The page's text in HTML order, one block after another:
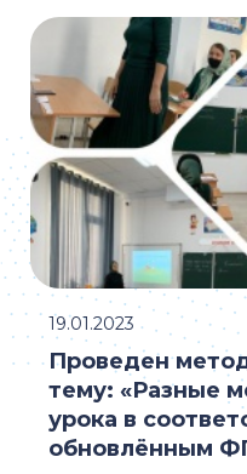
Проведен
тему: «Разные
урока в
обновлённым
19.01.2023